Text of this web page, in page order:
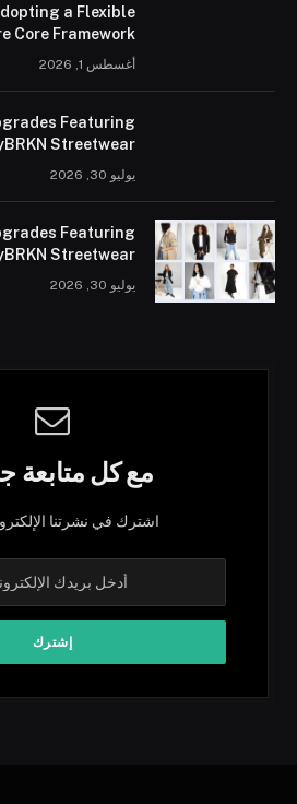
a Flexible
Core Framework
أغسطس 1, 2026
Featuring
Streetwear
يوليو 30, 2026
Featuring
Streetwear
يوليو 30, 2026
مع كل متابعة
اشترك في نشرتنا